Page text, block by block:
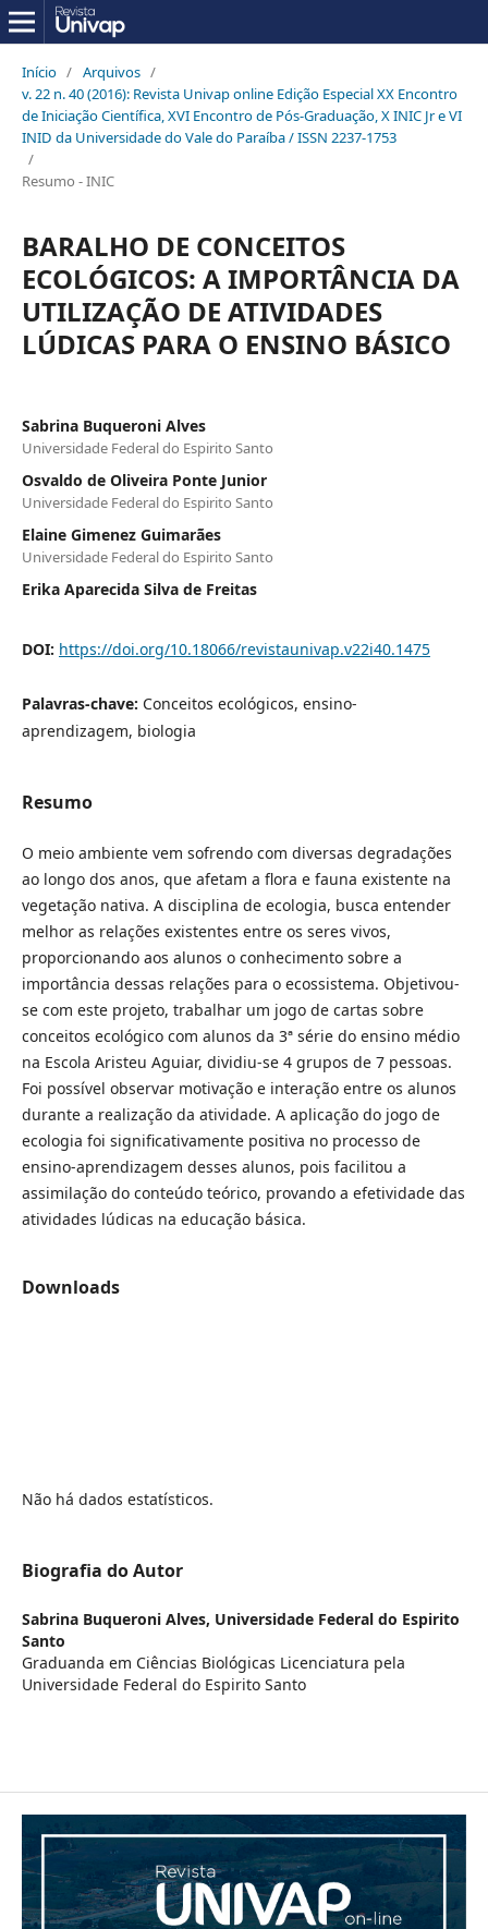
Início / Arquivos /
v. 22 n. 40 (2016): Revista Univap online Edição Especial XX Encontro
de Iniciação Científica, XVI Encontro de Pós-Graduação, X INIC Jr e VI
INID da Universidade do Vale do Paraíba / ISSN 2237-1753
/
Resumo - INIC
BARALHO DE CONCEITOS
ECOLÓGICOS: A IMPORTÂNCIA DA
UTILIZAÇÃO DE ATIVIDADES
LÚDICAS PARA O ENSINO BÁSICO
Sabrina Buqueroni Alves
Universidade Federal do Espirito Santo
Osvaldo de Oliveira Ponte Junior
Universidade Federal do Espirito Santo
Elaine Gimenez Guimarães
Universidade Federal do Espirito Santo
Erika Aparecida Silva de Freitas
DOI: https://doi.org/10.18066/revistaunivap.v22i40.1475
Palavras-chave: Conceitos ecológicos, ensino-
aprendizagem, biologia
Resumo
O meio ambiente vem sofrendo com diversas degradações
ao longo dos anos, que afetam a flora e fauna existente na
vegetação nativa. A disciplina de ecologia, busca entender
melhor as relações existentes entre os seres vivos,
proporcionando aos alunos o conhecimento sobre a
importância dessas relações para o ecossistema. Objetivou-
se com este projeto, trabalhar um jogo de cartas sobre
conceitos ecológico com alunos da 3ª série do ensino médio
na Escola Aristeu Aguiar, dividiu-se 4 grupos de 7 pessoas.
Foi possível observar motivação e interação entre os alunos
durante a realização da atividade. A aplicação do jogo de
ecologia foi significativamente positiva no processo de
ensino-aprendizagem desses alunos, pois facilitou a
assimilação do conteúdo teórico, provando a efetividade das
atividades lúdicas na educação básica.
Downloads
Não há dados estatísticos.
Biografia do Autor
Sabrina Buqueroni Alves, Universidade Federal do Espirito
Santo
Graduanda em Ciências Biológicas Licenciatura pela
Universidade Federal do Espirito Santo